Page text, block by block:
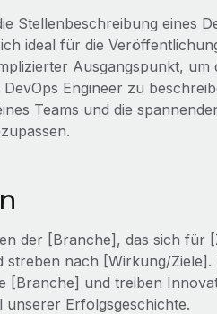
Stellenbeschreibung eines
ideal für die
Ausgangspunkt, um
Engineer zu
Teams und die
der [Branche], das sich für
nach [Wirkung/Ziele].
[Branche] und treiben
Erfolgsgeschichte.